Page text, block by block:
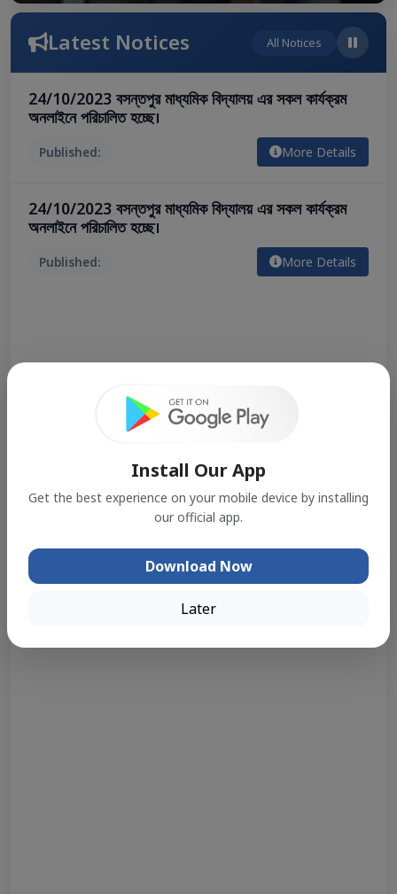
Latest Notices All Notices
24/10/2023 বসন্তপুর মাধ্যমিক বিদ্যালয় এর সকল কার্যক্রম
অনলাইনে পরিচালিত হচ্ছে।
Published: More Details
24/10/2023 বসন্তপুর মাধ্যমিক বিদ্যালয় এর সকল কার্যক্রম
অনলাইনে পরিচালিত হচ্ছে।
Published: More Details
Install Our App
Get the best experience on your mobile device by installing
our official app.
Download Now
Later